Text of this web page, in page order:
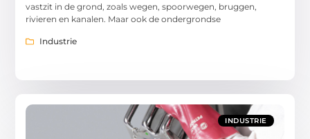
vastzit in de grond, zoals wegen, spoorwegen, bruggen,
rivieren en kanalen. Maar ook de ondergrondse
Industrie
INDUSTRIE